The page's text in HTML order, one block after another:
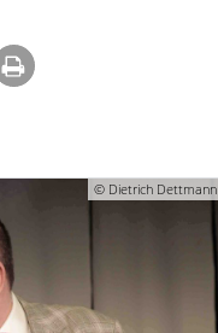
© Dietrich Dettmann